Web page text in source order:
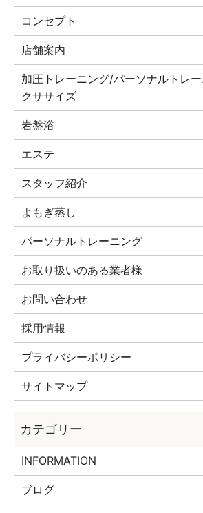
コンセプト
店舗案内
加圧トレーニング/パーソナルトレ
クササイズ
岩盤浴
エステ
スタッフ紹介
よもぎ蒸し
パーソナルトレーニング
お取り扱いのある業者様
お問い合わせ
採用情報
プライバシーポリシー
サイトマップ
INFORMATION
ブログ